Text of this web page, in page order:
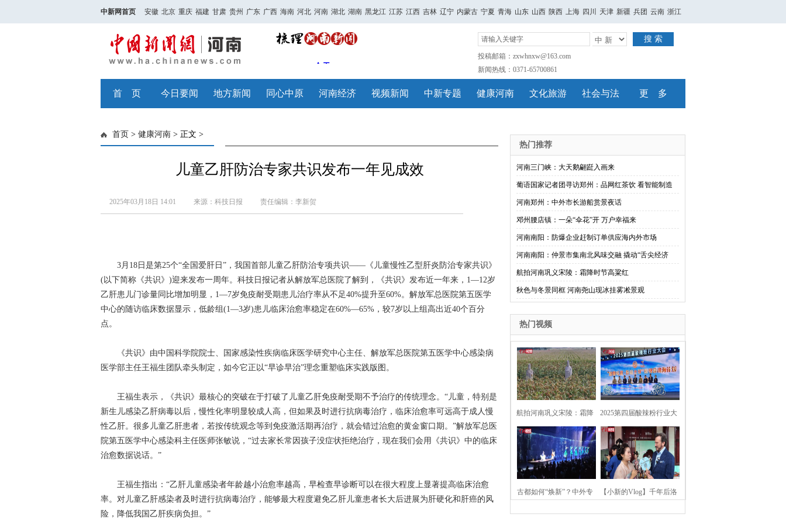
中新网首页 安徽 北京 重庆 福建 甘肃 贵州 广东 广西 海南 河北 河南 湖北 湖南 黑龙江 江苏 江西 吉林 辽宁 内蒙古 宁夏 青海 山东 山西 陕西 上海 四川 天津 新疆 兵团 云南 浙江
搜 索
投稿邮箱：zxwhnxw@163.com
新闻热线：0371-65700861
首 页 今日要闻 地方新闻 同心中原 河南经济 视频新闻 中新专题 健康河南 文化旅游 社会与法 更 多
首页 > 健康河南 > 正文 >
儿童乙肝防治专家共识发布一年见成效
2025年03月18日 14:01 来源：科技日报 责任编辑：李新贺
3月18日是第25个“全国爱肝日”，我国首部儿童乙肝防治专项共识——《儿童慢性乙型肝炎防治专家共识》
(以下简称《共识》)迎来发布一周年。科技日报记者从解放军总医院了解到，《共识》发布近一年来，1—12岁
乙肝患儿门诊量同比增加明显，1—7岁免疫耐受期患儿治疗率从不足40%提升至60%。解放军总医院第五医学
中心的随访临床数据显示，低龄组(1—3岁)患儿临床治愈率稳定在60%—65%，较7岁以上组高出近40个百分
点。
《共识》由中国科学院院士、国家感染性疾病临床医学研究中心主任、解放军总医院第五医学中心感染病
医学部主任王福生团队牵头制定，如今它正以“早诊早治”理念重塑临床实践版图。
王福生表示，《共识》最核心的突破在于打破了儿童乙肝免疫耐受期不予治疗的传统理念。“儿童，特别是
新生儿感染乙肝病毒以后，慢性化率明显较成人高，但如果及时进行抗病毒治疗，临床治愈率可远高于成人慢
性乙肝。很多儿童乙肝患者，若按传统观念等到免疫激活期再治疗，就会错过治愈的黄金窗口期。”解放军总医
院第五医学中心感染科主任医师张敏说，“过去家长常因孩子没症状拒绝治疗，现在我们会用《共识》中的临床
治愈数据说话。”
王福生指出：“乙肝儿童感染者年龄越小治愈率越高，早检查早诊断可以在很大程度上显著提高临床治愈
率。对儿童乙肝感染者及时进行抗病毒治疗，能够最大程度避免乙肝儿童患者长大后进展为肝硬化和肝癌的风
险，降低我国乙肝疾病负担。”
热门推荐
河南三门峡：大天鹅翩跹入画来
葡语国家记者团寻访郑州：品网红茶饮 看智能制造
河南郑州：中外市长游船赏景夜话
邓州腰店镇：一朵“伞花”开 万户幸福来
河南南阳：防爆企业赶制订单供应海内外市场
河南南阳：仲景市集南北风味交融 撬动“舌尖经济
航拍河南巩义宋陵：霜降时节高粱红
秋色与冬景同框 河南尧山现冰挂雾凇景观
热门视频
航拍河南巩义宋陵：霜降
时节高粱红
2025第四届酸辣粉行业大
会在河南开封举行
古都如何“焕新”？中外专 【小新的Vlog】千年后洛